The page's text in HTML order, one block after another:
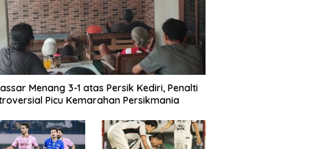
Menang 3-1 atas Persik Kediri, Penalti
Picu Kemarahan Persikmania